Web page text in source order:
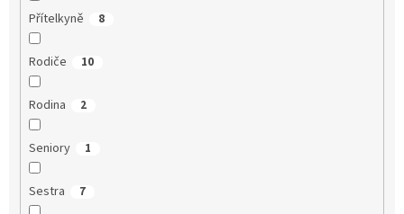
Přítelkyně 8
Rodiče 10
Rodina 2
Seniory 1
Sestra 7